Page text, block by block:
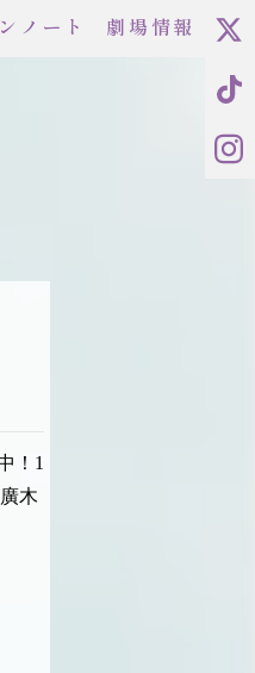
ノート 劇場情報
！1
木